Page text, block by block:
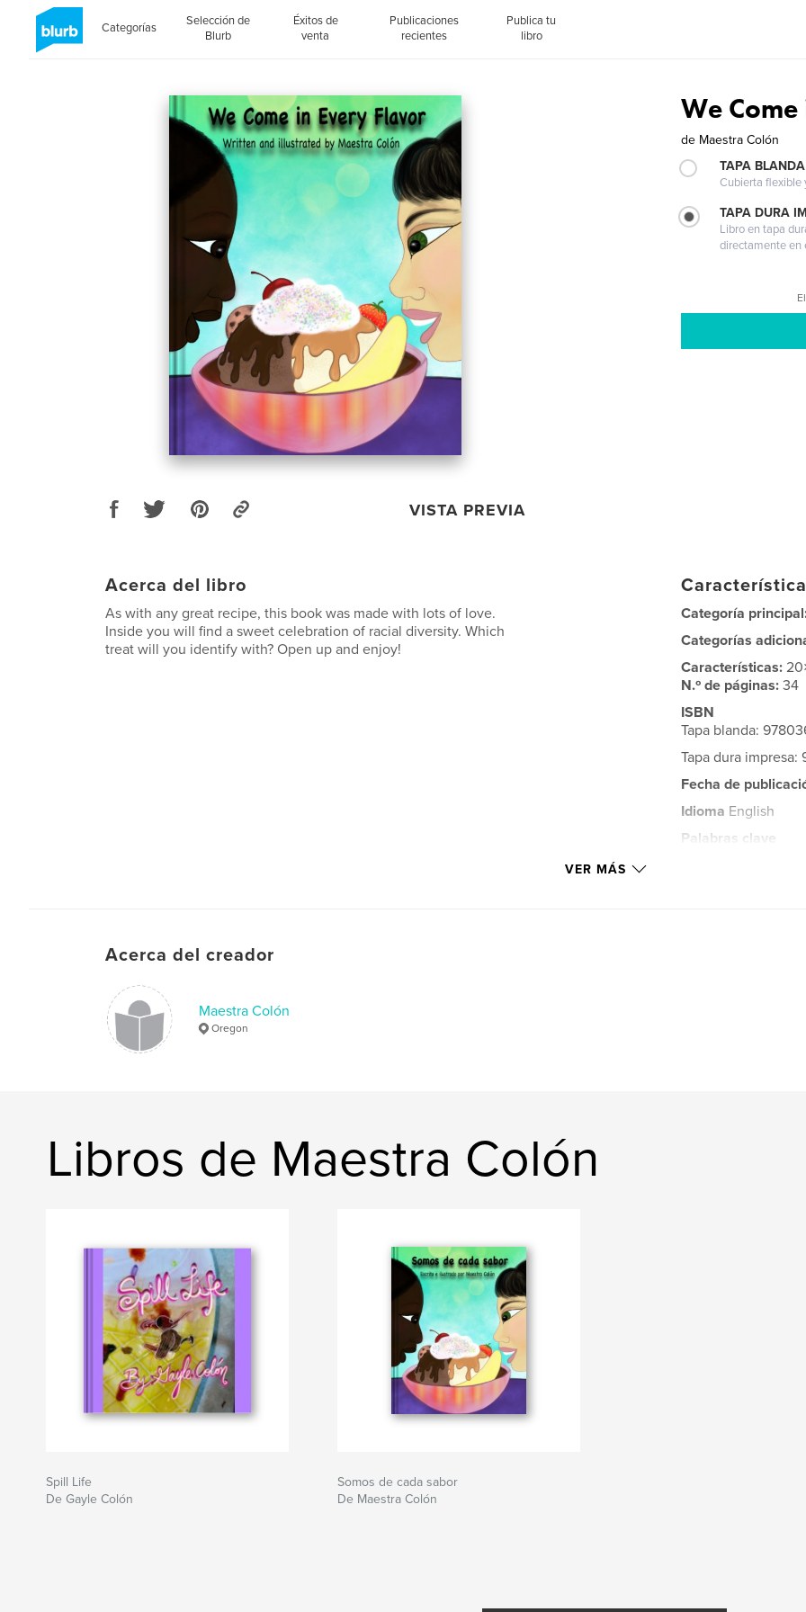
Categorías
Selección de
Blurb
Éxitos de
venta
Publicaciones
recientes
Publica tu
libro
VISTA PREVIA
We
de Maestra Colón
TAPA BLANDA
Cubierta flexible
TAPA DURA
Libro en tapa
directamente en
Acerca del libro
As with any great recipe, this book was made with lots of love.
Inside you will find a sweet celebration of racial diversity. Which
treat will you identify with? Open up and enjoy!
Categoría
Categorías
Características:
N.º de páginas:34
ISBN
Tapa blanda:
Tapa dura
Fecha de
Idioma English
Palabras clave
VER MÁS
Acerca del creador
Maestra Colón
Oregon
Libros de Maestra Colón
Spill Life
De Gayle Colón
Somos de cada sabor
De Maestra Colón